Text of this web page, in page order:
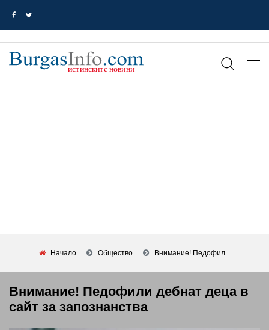
Начало Общество Внимание! Педофил...
Внимание! Педофили дебнат деца в
сайт за запознанства